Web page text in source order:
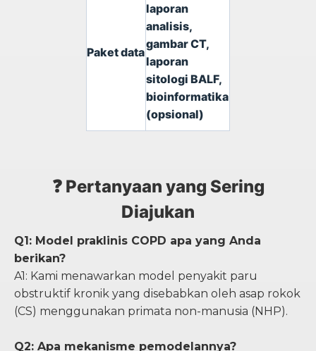
Paket data
laporan
analisis,
gambar CT,
laporan
sitologi BALF,
bioinformatika
(opsional)
❓ Pertanyaan yang Sering
Diajukan
Q1: Model praklinis COPD apa yang Anda
berikan?
A1: Kami menawarkan model penyakit paru
obstruktif kronik yang disebabkan oleh asap rokok
(CS) menggunakan primata non-manusia (NHP).
Q2: Apa mekanisme pemodelannya?